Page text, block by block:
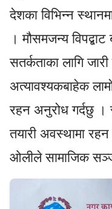
देशका विभिन्न
। मौसमजन्य
सतर्कताका लागि
अत्यावश्यकबाहेक
रहन अनुरोध गर्दछु ।
तयारी अवस्थामा रहन
ओलीले सामाजिक